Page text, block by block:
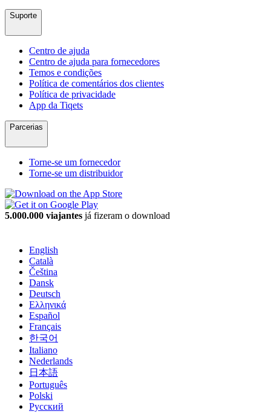
Suporte
Centro de ajuda
Centro de ajuda para fornecedores
Temos e condições
Política de comentários dos clientes
Política de privacidade
App da Tiqets
Parcerias
Torne-se um fornecedor
Torne-se um distribuidor
5.000.000 viajantes já fizeram o download
English
Català
Čeština
Dansk
Deutsch
Ελληνικά
Español
Français
한국어
Italiano
Nederlands
日本語
Português
Polski
Русский